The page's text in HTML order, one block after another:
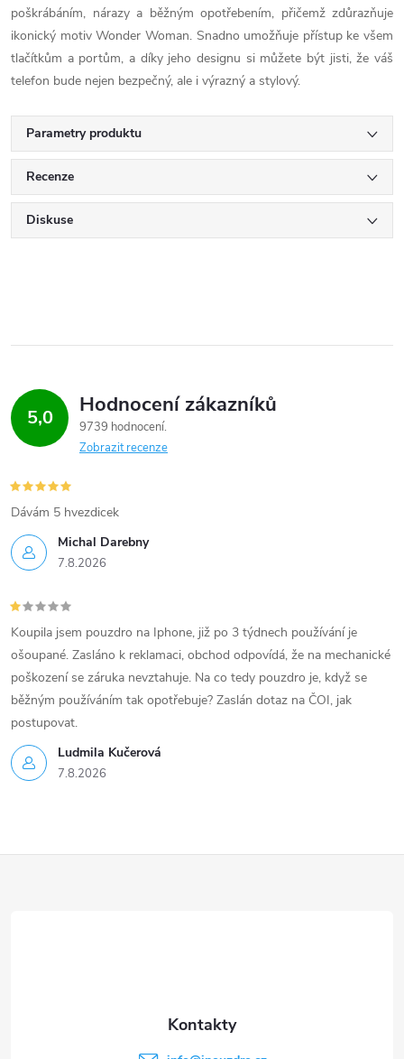
poškrábáním, nárazy a běžným opotřebením, přičemž zdůrazňuje
ikonický motiv Wonder Woman. Snadno umožňuje přístup ke všem
tlačítkům a portům, a díky jeho designu si můžete být jisti, že váš
telefon bude nejen bezpečný, ale i výrazný a stylový.
Parametry produktu
Recenze
Diskuse
5,0 Hodnocení zákazníků
9739 hodnocení
Zobrazit recenze
Michal Darebny
7.8.2026
Dávám 5 hvezdicek
Ludmila Kučerová
7.8.2026
Koupila jsem pouzdro na Iphone, již po 3 týdnech používání je
ošoupané. Zasláno k reklamaci, obchod odpovídá, že na mechanické
poškození se záruka nevztahuje. Na co tedy pouzdro je, když se
běžným používáním tak opotřebuje? Zaslán dotaz na ČOI, jak
postupovat.